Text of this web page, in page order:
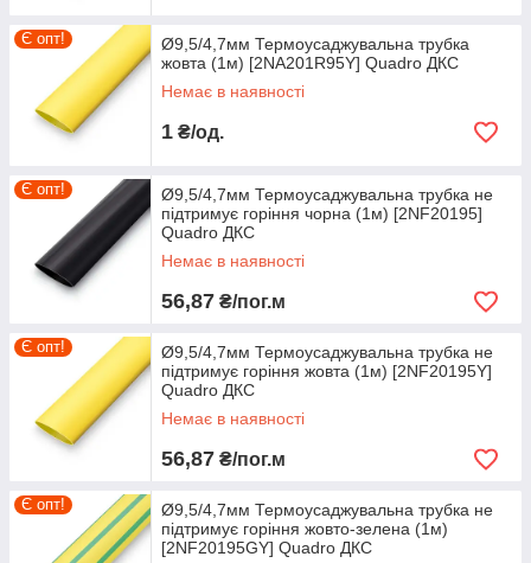
Є опт!
Ø9,5/4,7мм Термоусаджувальна трубка
жовта (1м) [2NA201R95Y] Quadro ДКС
Немає в наявності
1 ₴/од.
Є опт!
Ø9,5/4,7мм Термоусаджувальна трубка не
підтримує горіння чорна (1м) [2NF20195]
Quadro ДКС
Немає в наявності
56,87 ₴/пог.м
Є опт!
Ø9,5/4,7мм Термоусаджувальна трубка не
підтримує горіння жовта (1м) [2NF20195Y]
Quadro ДКС
Немає в наявності
56,87 ₴/пог.м
Є опт!
Ø9,5/4,7мм Термоусаджувальна трубка не
підтримує горіння жовто-зелена (1м)
[2NF20195GY] Quadro ДКС